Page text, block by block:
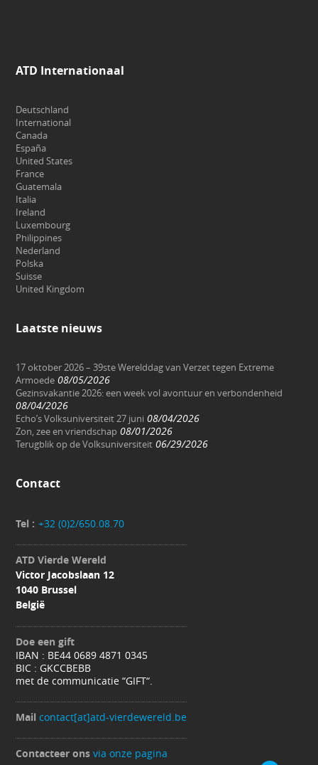
ATD Internationaal
Deutschland
International
Canada
España
United States
France
Guatemala
Italia
Ireland
Luxembourg
Philippines
Nederland
Polska
Suisse
United Kingdom
Laatste nieuws
17 oktober 2026 – 39ste Werelddag van Verzet tegen Extreme
Armoede 08/05/2026
Gezinsvakantie 2026: een week vol avontuur en verbondenheid
08/04/2026
Echo’s Volksuniversiteit 27 juni 08/04/2026
Zon, zee en vriendschap 08/01/2026
Terugblik op de Volksuniversiteit 06/29/2026
Contact
Tel : +32 (0)2/650.08.70
ATD Vierde Wereld
Victor Jacobslaan 12
1040 Brussel
België
Doe een gift
IBAN : BE44 0689 4871 0345
BIC : GKCCBEBB
met de communicatie “GIFT“.
Mail contact[at]atd-vierdewereld.be
Contacteer ons via onze pagina